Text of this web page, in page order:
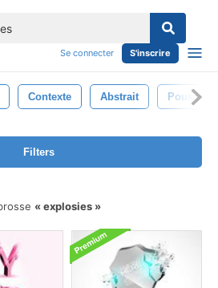
Se connecter S'inscrire
Contexte Abstrait Poussière
Filters
explosies